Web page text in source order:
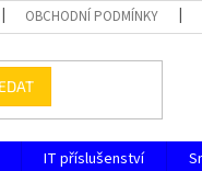
OBCHODNÍ PODMÍNKY
IT příslušenství